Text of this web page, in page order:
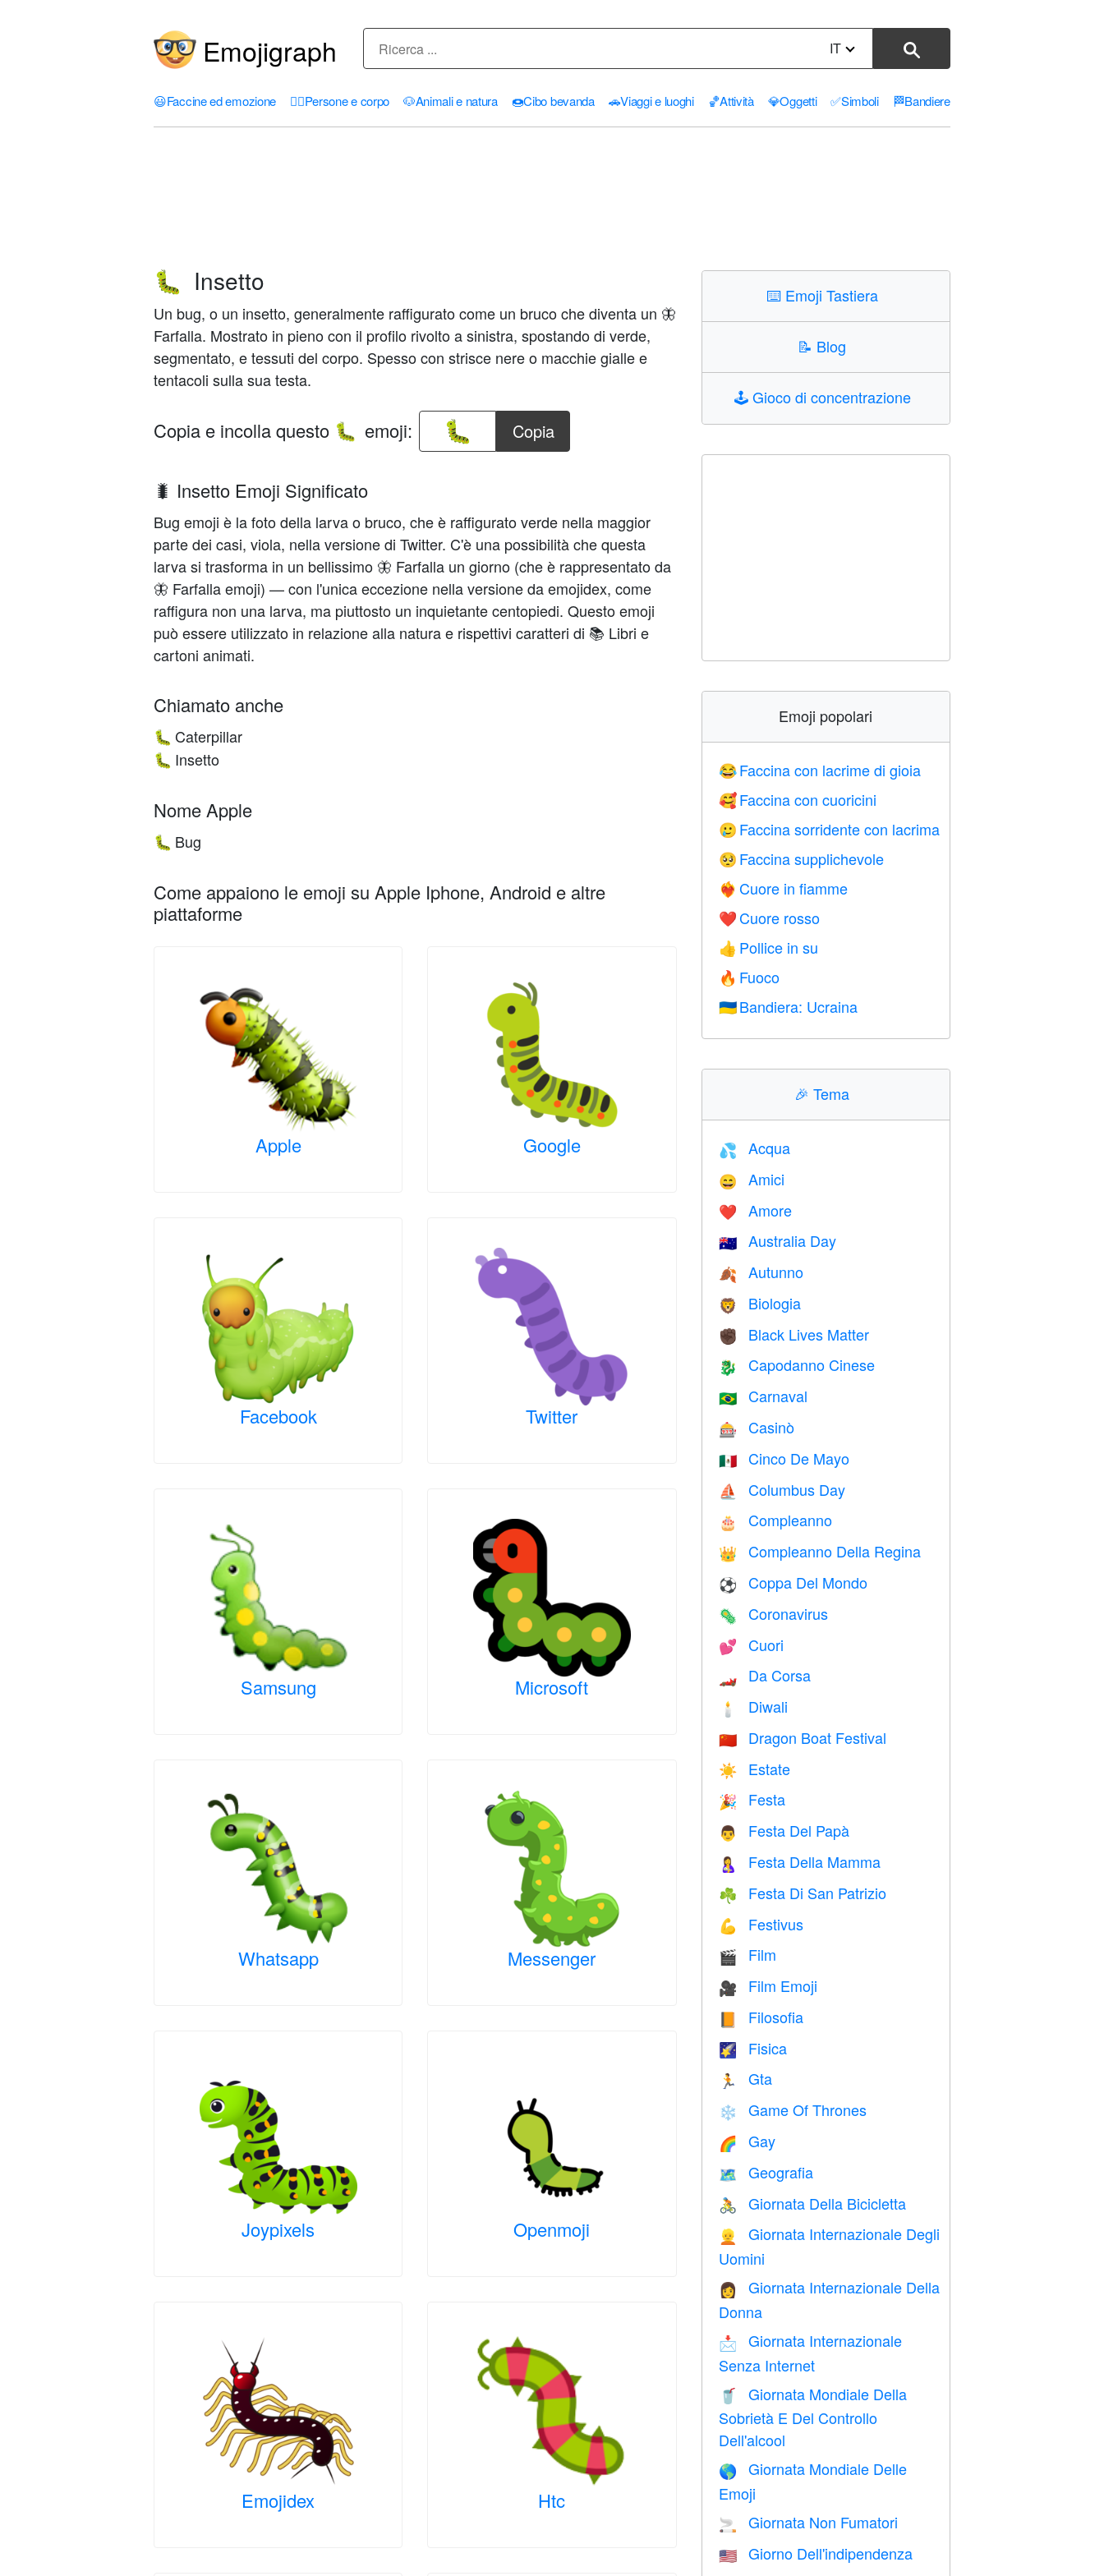
Emojigraph IT
😃Faccine ed emozione 🤦‍♀️Persone e corpo 🐶Animali e natura 🍩Cibo bevanda 🚗Viaggi e luoghi 🏀Attività 💎Oggetti ✅Simboli 🏁Bandiere
🐛 Insetto
Un bug, o un insetto, generalmente raffigurato come un bruco che diventa un 🦋
Farfalla. Mostrato in pieno con il profilo rivolto a sinistra, spostando di verde,
segmentato, e tessuti del corpo. Spesso con strisce nere o macchie gialle e
tentacoli sulla sua testa.
Copia e incolla questo 🐛 emoji: Copia
🐛 Insetto Emoji Significato
Bug emoji è la foto della larva o bruco, che è raffigurato verde nella maggior
parte dei casi, viola, nella versione di Twitter. C'è una possibilità che questa
larva si trasforma in un bellissimo 🦋 Farfalla un giorno (che è rappresentato da
🦋 Farfalla emoji) — con l'unica eccezione nella versione da emojidex, come
raffigura non una larva, ma piuttosto un inquietante centopiedi. Questo emoji
può essere utilizzato in relazione alla natura e rispettivi caratteri di 📚 Libri e
cartoni animati.
Chiamato anche
🐛 Caterpillar
🐛 Insetto
Nome Apple
🐛 Bug
Come appaiono le emoji su Apple Iphone, Android e altre
piattaforme
Apple Google
Facebook Twitter
Samsung Microsoft
Whatsapp Messenger
Joypixels Openmoji
Emojidex Htc
⌨️ Emoji Tastiera
📝 Blog
🕹️Gioco di concentrazione
Emoji popolari
😂 Faccina con lacrime di gioia
🥰 Faccina con cuoricini
🥲 Faccina sorridente con lacrima
🥺 Faccina supplichevole
❤️‍🔥 Cuore in fiamme
❤️ Cuore rosso
👍 Pollice in su
🔥 Fuoco
🇺🇦 Bandiera: Ucraina
🎉Tema
💦 Acqua
😄 Amici
❤️️ Amore
🇦🇺 Australia Day
🍂 Autunno
🦁 Biologia
✊🏿 Black Lives Matter
🐉 Capodanno Cinese
🇧🇷 Carnaval
🎰 Casinò
🇲🇽 Cinco De Mayo
⛵️ Columbus Day
🎂 Compleanno
👑 Compleanno Della Regina
⚽ Coppa Del Mondo
🦠 Coronavirus
💕 Cuori
🏎 Da Corsa
🕯 Diwali
🇨🇳 Dragon Boat Festival
☀️ Estate
🎉 Festa
👨 Festa Del Papà
🤱 Festa Della Mamma
☘️ Festa Di San Patrizio
💪 Festivus
🎬 Film
🎥 Film Emoji
📙 Filosofia
🌠 Fisica
🏃 Gta
❄️ Game Of Thrones
🌈 Gay
🗺 Geografia
🚴 Giornata Della Bicicletta
👱
Giornata Internazionale Degli
Uomini
👩
Giornata Internazionale Della
Donna
📩
Giornata Internazionale
Senza Internet
🥤
Giornata Mondiale Della
Sobrietà E Del Controllo
Dell'alcool
🌎
Giornata Mondiale Delle
Emoji
🚬 Giornata Non Fumatori
🇺🇸
Giorno Dell'indipendenza